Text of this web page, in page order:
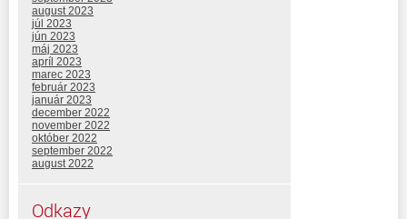
august 2023
júl 2023
jún 2023
máj 2023
apríl 2023
marec 2023
február 2023
január 2023
december 2022
november 2022
október 2022
september 2022
august 2022
Odkazy